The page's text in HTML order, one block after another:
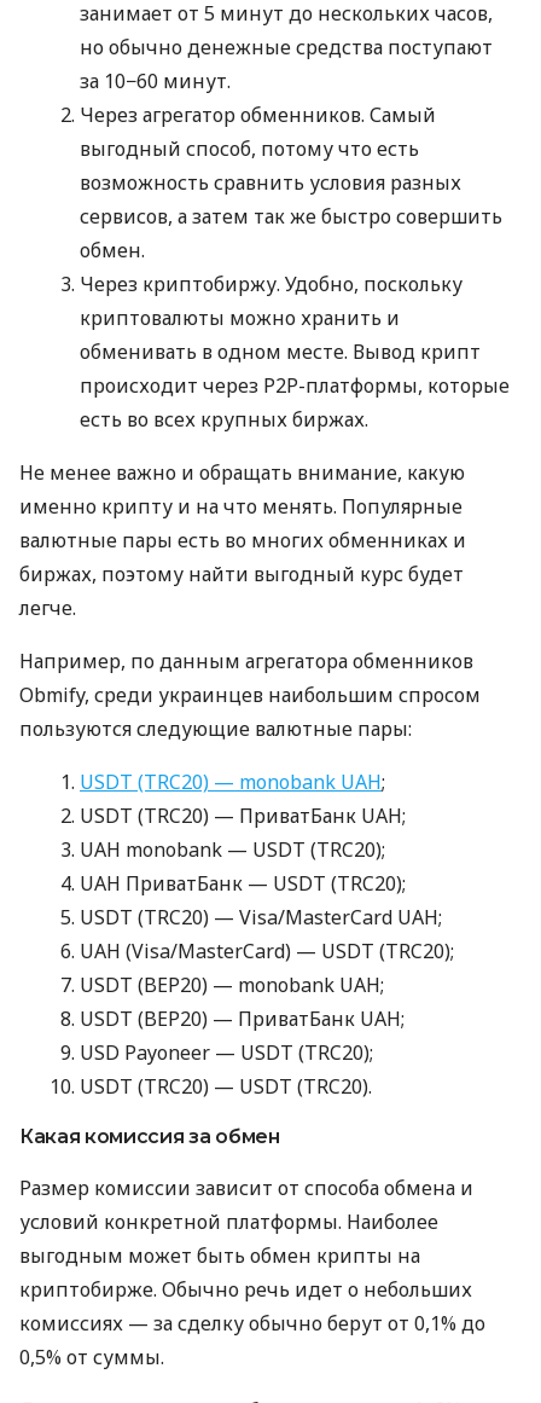
занимает от 5 минут до нескольких часов,
но обычно денежные средства поступают
за 10−60 минут.
Через агрегатор обменников. Самый
выгодный способ, потому что есть
возможность сравнить условия разных
сервисов, а затем так же быстро совершить
обмен.
Через криптобиржу. Удобно, поскольку
криптовалюты можно хранить и
обменивать в одном месте. Вывод крипт
происходит через P2P-платформы, которые
есть во всех крупных биржах.
Не менее важно и обращать внимание, какую
именно крипту и на что менять. Популярные
валютные пары есть во многих обменниках и
биржах, поэтому найти выгодный курс будет
легче.
Например, по данным агрегатора обменников
Obmify, среди украинцев наибольшим спросом
пользуются следующие валютные пары:
USDT (TRC20) — monobank UAH;
USDT (TRC20) — ПриватБанк UAH;
UAH monobank — USDT (TRC20);
UAH ПриватБанк — USDT (TRC20);
USDT (TRC20) — Visa/MasterCard UAH;
UAH (Visa/MasterCard) — USDT (TRC20);
USDT (BEP20) — monobank UAH;
USDT (BEP20) — ПриватБанк UAH;
USD Payoneer — USDT (TRC20);
USDT (TRC20) — USDT (TRC20).
Какая комиссия за обмен
Размер комиссии зависит от способа обмена и
условий конкретной платформы. Наиболее
выгодным может быть обмен крипты на
криптобирже. Обычно речь идет о небольших
комиссиях — за сделку обычно берут от 0,1% до
0,5% от суммы.